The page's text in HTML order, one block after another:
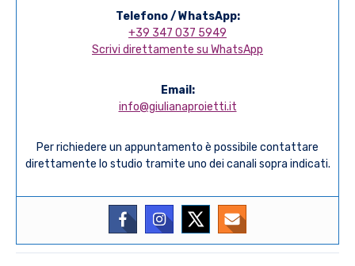
Telefono / WhatsApp:
+39 347 037 5949
Scrivi direttamente su WhatsApp
Email:
info@giulianaproietti.it
Per richiedere un appuntamento è possibile contattare
direttamente lo studio tramite uno dei canali sopra indicati.